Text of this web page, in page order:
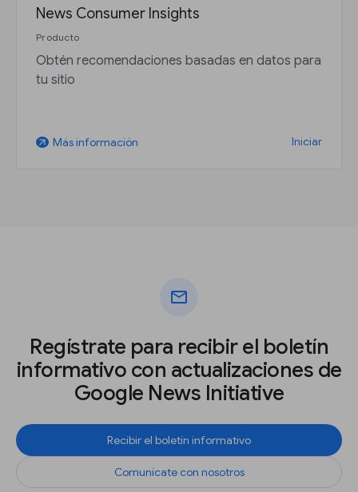
News Consumer Insights
Producto
Obtén recomendaciones basadas en datos para
tu sitio
arrow_outward Más información Iniciar
mail
Regístrate para recibir el boletín
informativo con actualizaciones de
Google News Initiative
Recibir el boletín informativo
Comunícate con nosotros